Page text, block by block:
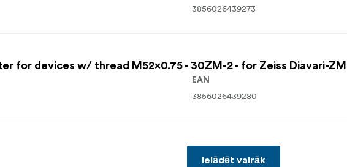
3856026439273
for devices w/ thread M52x0.75 - 30ZM-2 - for Zeiss Diavari-
EAN
3856026439280
Ielādēt vairāk